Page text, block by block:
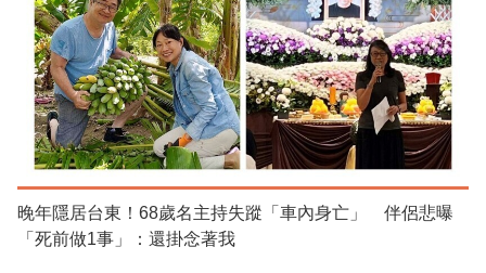
晚年隱居台東！68歲名主持失蹤「車內身亡」 伴侶悲曝
「死前做1事」：還掛念著我